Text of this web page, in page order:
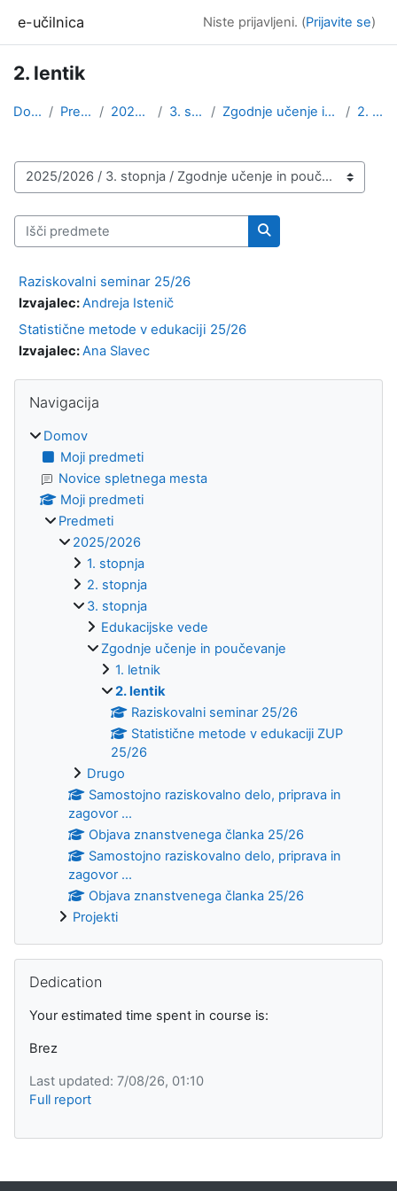
e-učilnica Niste prijavljeni. (Prijavite se)
2. lentik
Domov Predmeti 2025/2026 3. stopnja Zgodnje učenje in poučevanje 2. lentik
Kategorije predmetov
Išči predmete
Išči predmete
Raziskovalni seminar 25/26
Izvajalec:Andreja Istenič
Statistične metode v edukaciji 25/26
Izvajalec:Ana Slavec
Bloki
Navigacija
Domov
Moji predmeti
Novice spletnega mesta
Moji predmeti
Predmeti
2025/2026
1. stopnja
2. stopnja
3. stopnja
Edukacijske vede
Zgodnje učenje in poučevanje
1. letnik
2. lentik
Raziskovalni seminar 25/26
Statistične metode v edukaciji ZUP
25/26
Drugo
Samostojno raziskovalno delo, priprava in
zagovor ...
Objava znanstvenega članka 25/26
Samostojno raziskovalno delo, priprava in
zagovor ...
Objava znanstvenega članka 25/26
Projekti
Dedication
Your estimated time spent in course is:
Brez
Last updated: 7/08/26, 01:10
Full report
Supplementary blocks